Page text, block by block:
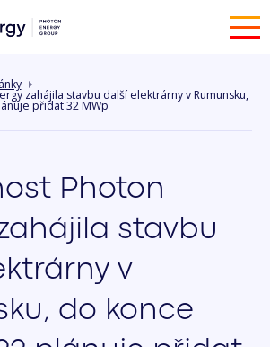
zahájila stavbu další elektrárny v Rumunsku,
přidat 32 MWp
Photon
stavbu
v
do konce